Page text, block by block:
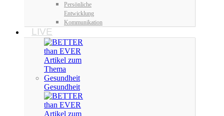
Persönliche
Entwicklung
Kommunikation
LIVE
Gesundheit